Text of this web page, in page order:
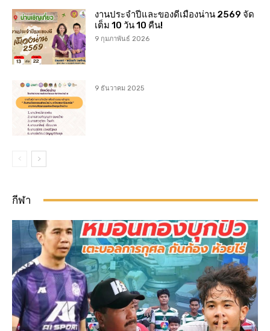
งานประจำปีและของดีเมืองน่าน 2569 จัด
เต็ม 10 วัน 10 คืน!
9 กุมภาพันธ์ 2026
9 ธันวาคม 2025
กีฬา